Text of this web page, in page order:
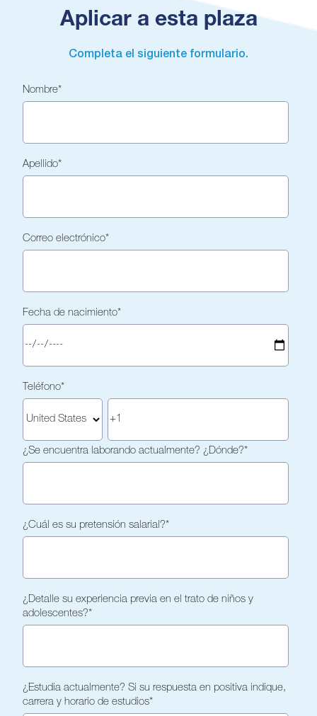
Aplicar a esta plaza
Completa el siguiente formulario.
Nombre*
Apellido*
Correo electrónico*
Fecha de nacimiento*
Teléfono*
¿Se encuentra laborando actualmente? ¿Dónde?*
¿Cuál es su pretensión salarial?*
¿Detalle su experiencia previa en el trato de niños y
adolescentes?*
¿Estudia actualmente? Si su respuesta en positiva indique,
carrera y horario de estudios*